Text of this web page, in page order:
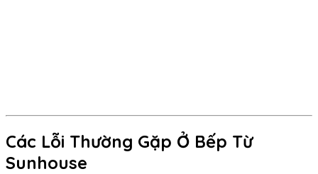
Các Lỗi Thường Gặp Ở Bếp Từ
Sunhouse